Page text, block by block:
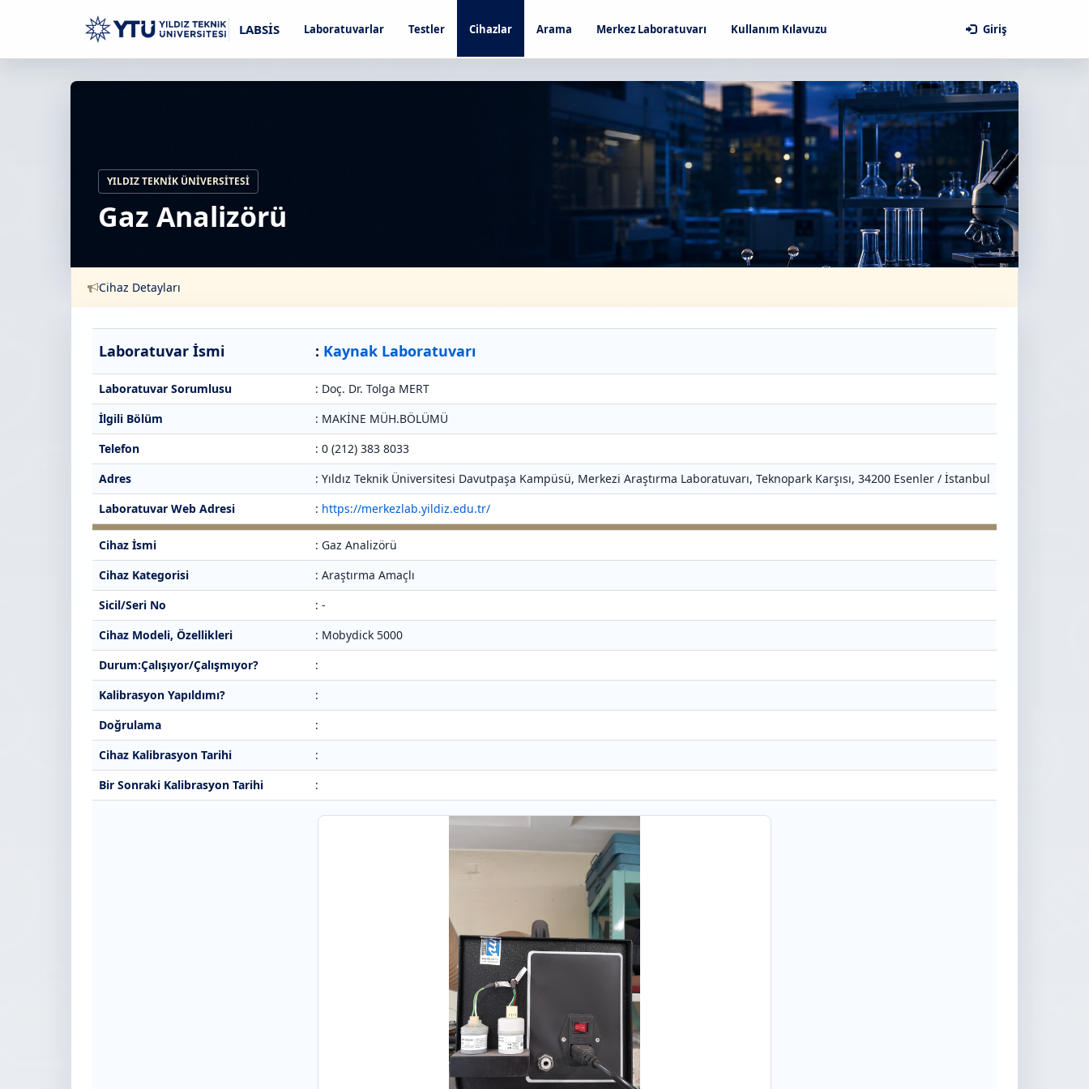
LABSİS Laboratuvarlar Testler Cihazlar Arama Merkez Laboratuvarı Kullanım Kılavuzu Giriş
YILDIZ TEKNIK ÜNIVERSITESI
Gaz Analizörü
Cihaz Detayları
Laboratuvar İsmi : Kaynak Laboratuvarı
Laboratuvar Sorumlusu
: Doç. Dr. Tolga MERT
İlgili Bölüm
: MAKİNE MÜH.BÖLÜMÜ
Telefon
: 0 (212) 383 8033
Adres
: Yıldız Teknik Üniversitesi Davutpaşa Kampüsü, Merkezi Araştırma Laboratuvarı, Teknopark Karşısı, 34200 Esenler / İstanbul
Laboratuvar Web Adresi
: https://merkezlab.yildiz.edu.tr/
Cihaz İsmi
: Gaz Analizörü
Cihaz Kategorisi
: Araştırma Amaçlı
Sicil/Seri No
: -
Cihaz Modeli, Özellikleri
: Mobydick 5000
Durum:Çalışıyor/Çalışmıyor?
:
Kalibrasyon Yapıldımı?
:
Doğrulama
:
Cihaz Kalibrasyon Tarihi
:
Bir Sonraki Kalibrasyon Tarihi
: